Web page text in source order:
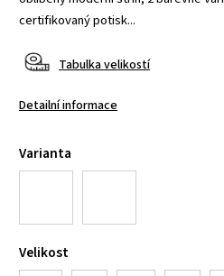
certifikovaný potisk...
Tabulka velikostí
Detailní informace
Varianta
Velikost